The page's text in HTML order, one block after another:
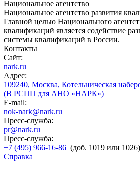
Национальное агентство
Национальное агентство развития
Главной целью Национального
квалификаций является содействие
системы квалификаций в России.
Контакты
Сайт:
nark.ru
Адрес:
109240, Москва, Котельническая
(В РСПП для АНО «НАРК»)
E-mail:
nok-nark@nark.ru
Пресс-служба:
pr@nark.ru
Пресс-служба:
+7 (495) 966-16-86 (доб. 1019 или 1026)
Справка